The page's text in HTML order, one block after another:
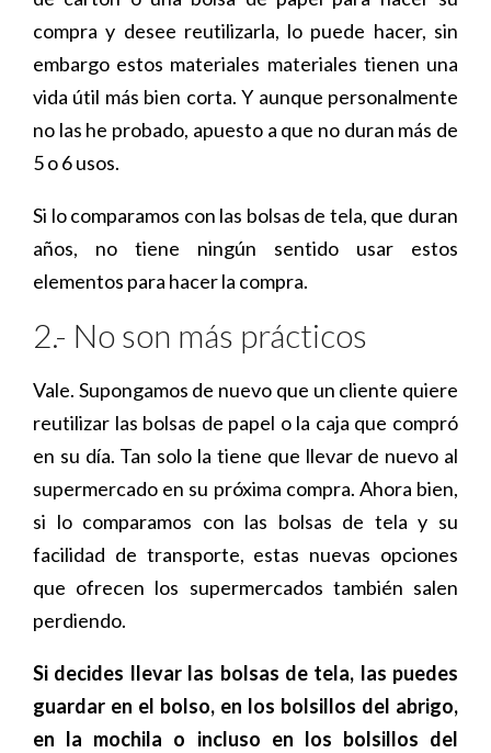
compra y desee reutilizarla, lo puede hacer, sin
embargo estos materiales materiales tienen una
vida útil más bien corta. Y aunque personalmente
no las he probado, apuesto a que no duran más de
5 o 6 usos.
Si lo comparamos con las bolsas de tela, que duran
años, no tiene ningún sentido usar estos
elementos para hacer la compra.
2.- No son más prácticos
Vale. Supongamos de nuevo que un cliente quiere
reutilizar las bolsas de papel o la caja que compró
en su día. Tan solo la tiene que llevar de nuevo al
supermercado en su próxima compra. Ahora bien,
si lo comparamos con las bolsas de tela y su
facilidad de transporte, estas nuevas opciones
que ofrecen los supermercados también salen
perdiendo.
Si decides llevar las bolsas de tela, las puedes
guardar en el bolso, en los bolsillos del abrigo,
en la mochila o incluso en los bolsillos del